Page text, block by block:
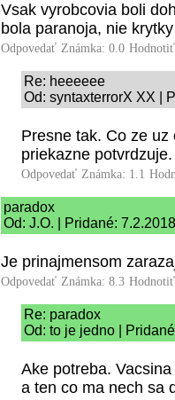
Vsak vyrobcovia boli
bola paranoja, nie
Odpovedať Známka: 0.0
Re: heeeeee
Od: syntaxterrorX XX |
Presne tak. Co ze
priekazne potvrdzuje.
Odpovedať Známka: 1.1
paradox
Od: J.O. | Pridané:
Je prinajmensom
Odpovedať Známka: 8.3
Re: paradox
Od: to je jedno |
Ake potreba.
a ten co ma nech sa